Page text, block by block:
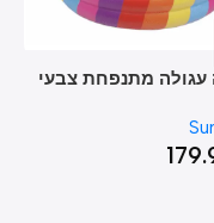
עגולה מתנפחת צבעי